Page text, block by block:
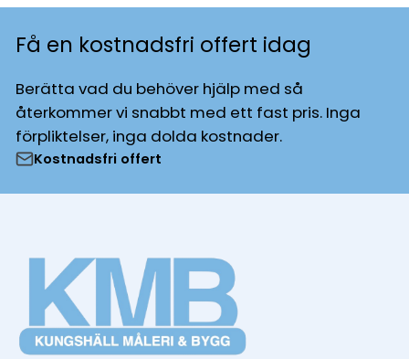
Få en kostnadsfri offert idag
Berätta vad du behöver hjälp med så
återkommer vi snabbt med ett fast pris. Inga
förpliktelser, inga dolda kostnader.
Kostnadsfri offert